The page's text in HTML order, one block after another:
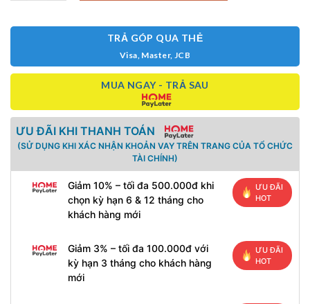
TRẢ GÓP QUA THẺ
Visa, Master, JCB
MUA NGAY - TRẢ SAU
ƯU ĐÃI KHI THANH TOÁN
(SỬ DỤNG KHI XÁC NHẬN KHOẢN VAY TRÊN TRANG CỦA TỔ CHỨC
TÀI CHÍNH)
Giảm 10% – tối đa 500.000đ khi
chọn kỳ hạn 6 & 12 tháng cho
khách hàng mới
ƯU ĐÃI
HOT
Giảm 3% – tối đa 100.000đ với
kỳ hạn 3 tháng cho khách hàng
mới
ƯU ĐÃI
HOT